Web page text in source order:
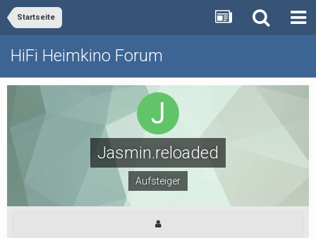
Startseite
HiFi Heimkino Forum
Jasmin.reloaded
Aufsteiger